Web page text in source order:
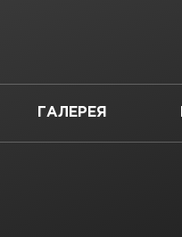
ГАЛЕРЕЯ